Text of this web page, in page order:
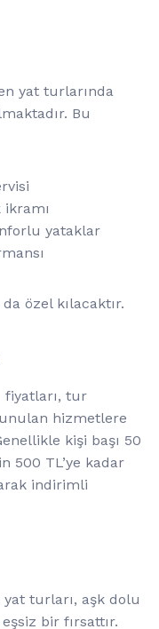
yat turlarında
Bu
yataklar
özel kılacaktır.
fiyatları, tur
hizmetlere
kişi başı 50
500 TL’ye kadar
indirimli
turları, aşk dolu
bir fırsattır.